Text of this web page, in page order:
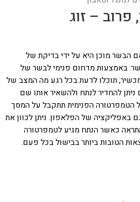
– זוג
הבשר מוכן היא על ידי בדיקת של
באמצעות מדחום פנימי לבשר של
תוכלו לדעת בכל רגע מה המצב של
להחדיר לנתח ולהשאיר אותו שם
הטמפרטורה הפנימית תתקבל על המסך
באפליקציה של הפלאפון. ניתן לכוון את
כאשר הנתח מגיע לטמפרטורה
הטובות ביותר בבישול בכל פעם.